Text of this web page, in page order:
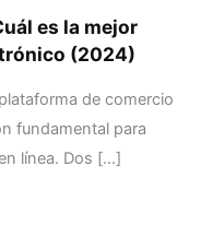
es la mejor
(2024)
de comercio
fundamental para
línea. Dos [...]